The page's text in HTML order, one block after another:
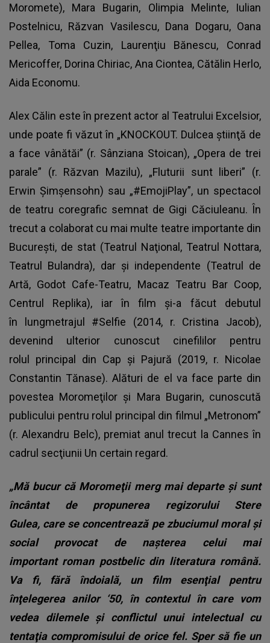
Moromete), Mara Bugarin, Olimpia Melinte, Iulian
Postelnicu, Răzvan Vasilescu, Dana Dogaru, Oana
Pellea, Toma Cuzin, Laurenţiu Bănescu, Conrad
Mericoffer, Dorina Chiriac, Ana Ciontea, Cătălin Herlo,
Aida Economu.
Alex Călin este în prezent actor al Teatrului Excelsior,
unde poate fi văzut în „KNOCKOUT. Dulcea ştiinţă de
a face vânătăi” (r. Sânziana Stoican), „Opera de trei
parale” (r. Răzvan Mazilu), „Fluturii sunt liberi” (r.
Erwin Şimşensohn) sau „#EmojiPlay”, un spectacol
de teatru coregrafic semnat de Gigi Căciuleanu. În
trecut a colaborat cu mai multe teatre importante din
Bucureşti, de stat (Teatrul Naţional, Teatrul Nottara,
Teatrul Bulandra), dar şi independente (Teatrul de
Artă, Godot Cafe-Teatru, Macaz Teatru Bar Coop,
Centrul Replika), iar în film şi-a făcut debutul
în lungmetrajul #Selfie (2014, r. Cristina Jacob),
devenind ulterior cunoscut cinefililor pentru
rolul principal din Cap şi Pajură (2019, r. Nicolae
Constantin Tănase). Alături de el va face parte din
povestea Moromeţilor şi Mara Bugarin, cunoscută
publicului pentru rolul principal din filmul „Metronom”
(r. Alexandru Belc), premiat anul trecut la Cannes în
cadrul secţiunii Un certain regard.
„Mă bucur că Moromeţii merg mai departe şi sunt
încântat de propunerea regizorului Stere
Gulea, care se concentrează pe zbuciumul moral şi
social provocat de naşterea celui mai
important roman postbelic din literatura română.
Va fi, fără îndoială, un film esenţial pentru
înţelegerea anilor ‘50, în contextul în care vom
vedea dilemele şi conflictul unui intelectual cu
tentaţia compromisului de orice fel. Sper să fie un